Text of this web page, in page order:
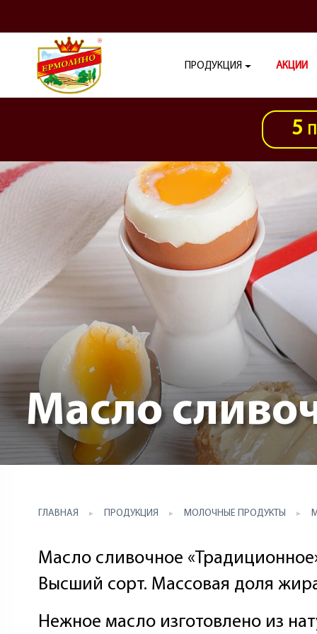
ПРОДУКЦИЯ АКЦИИ
5
Масло
ГЛАВНАЯ ПРОДУКЦИЯ МОЛОЧНЫЕ ПРОДУКТЫ
Масло сливочное
Высший сорт. Массовая доля
Нежное масло изготовлено из